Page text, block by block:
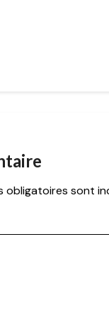
obligatoires sont